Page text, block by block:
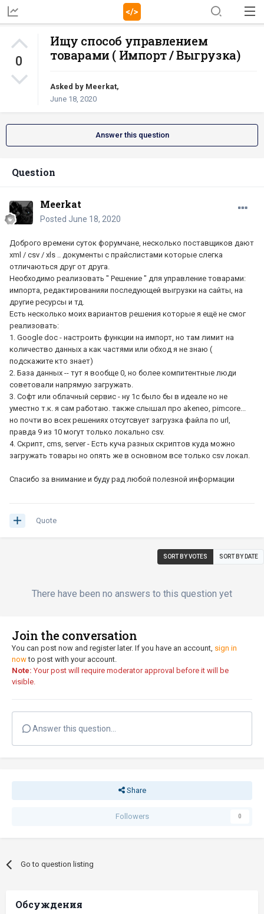
0
Ищу способ управлением
товарами ( Импорт / Выгрузка)
Asked by Meerkat,
June 18, 2020
Answer this question
Question
Meerkat
Posted June 18, 2020
Доброго времени суток форумчане, несколько поставщиков дают
xml / csv / xls .. документы с прайслистами которые слегка
отличаються друг от друга.
Необходимо реализовать " Решение " для управление товарами:
импорта, редактированияи последующей выгрузки на сайты, на
другие ресурсы и тд.
Есть несколько моих вариантов решения которые я ещё не смог
реализовать:
1. Google doc - настроить функции на импорт, но там лимит на
количество данных а как частями или обход я не знаю (
подскажите кто знает)
2. База данных -- тут я вообще 0, но более компитентные люди
советовали напрямую загружать.
3. Софт или облачный сервис - ну 1с было бы в идеале но не
уместно т.к. я сам работаю. также слышал про akeneo, pimcore...
но почти во всех решениях отсутсвует загрузка файла по url,
правда 9 из 10 могут только локально csv.
4. Скрипт, cms, server - Есть куча разных скриптов куда можно
загружать товары но опять же в основном все только csv локал.
Спасибо за внимание и буду рад любой полезной информации
Quote
SORT BY VOTES SORT BY DATE
There have been no answers to this question yet
Join the conversation
You can post now and register later. If you have an account, sign in
nowto post with your account.
Note: Your post will require moderator approval before it will be
visible.
Answer this question...
Share
Followers 0
Go to question listing
Обсуждения